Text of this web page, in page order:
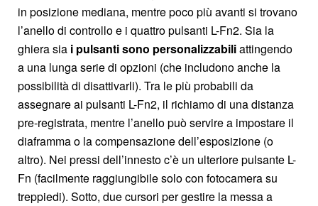
in posizione mediana, mentre poco più avanti si trovano
l’anello di controllo e i quattro pulsanti L-Fn2. Sia la
ghiera sia i pulsanti sono personalizzabiliattingendo
a una lunga serie di opzioni (che includono anche la
possibilità di disattivarli). Tra le più probabili da
assegnare ai pulsanti L-Fn2, il richiamo di una distanza
pre-registrata, mentre l’anello può servire a impostare il
diaframma o la compensazione dell’esposizione (o
altro). Nei pressi dell’innesto c’è un ulteriore pulsante L-
Fn (facilmente raggiungibile solo con fotocamera su
treppiedi). Sotto, due cursori per gestire la messa a